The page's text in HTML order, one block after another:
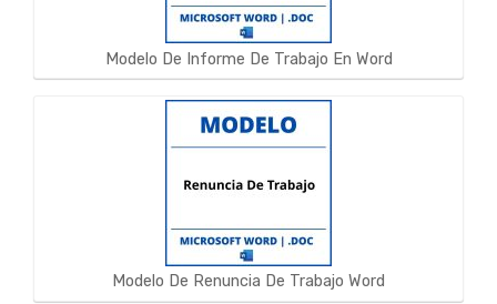
Modelo De Informe De Trabajo En Word
Modelo De Renuncia De Trabajo Word